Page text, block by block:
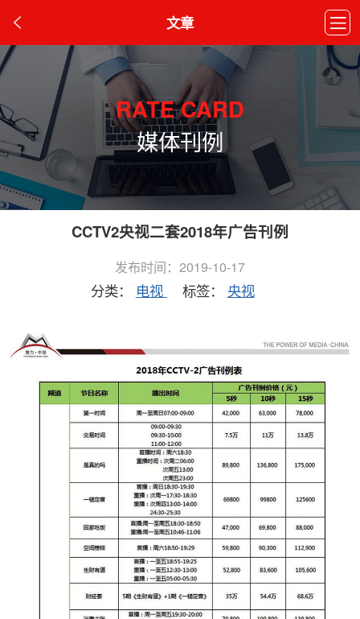
文章
RATE CARD
媒体刊例
CCTV2央视二套2018年广告刊例
发布时间：2019-10-17
分类： 电视 标签： 央视